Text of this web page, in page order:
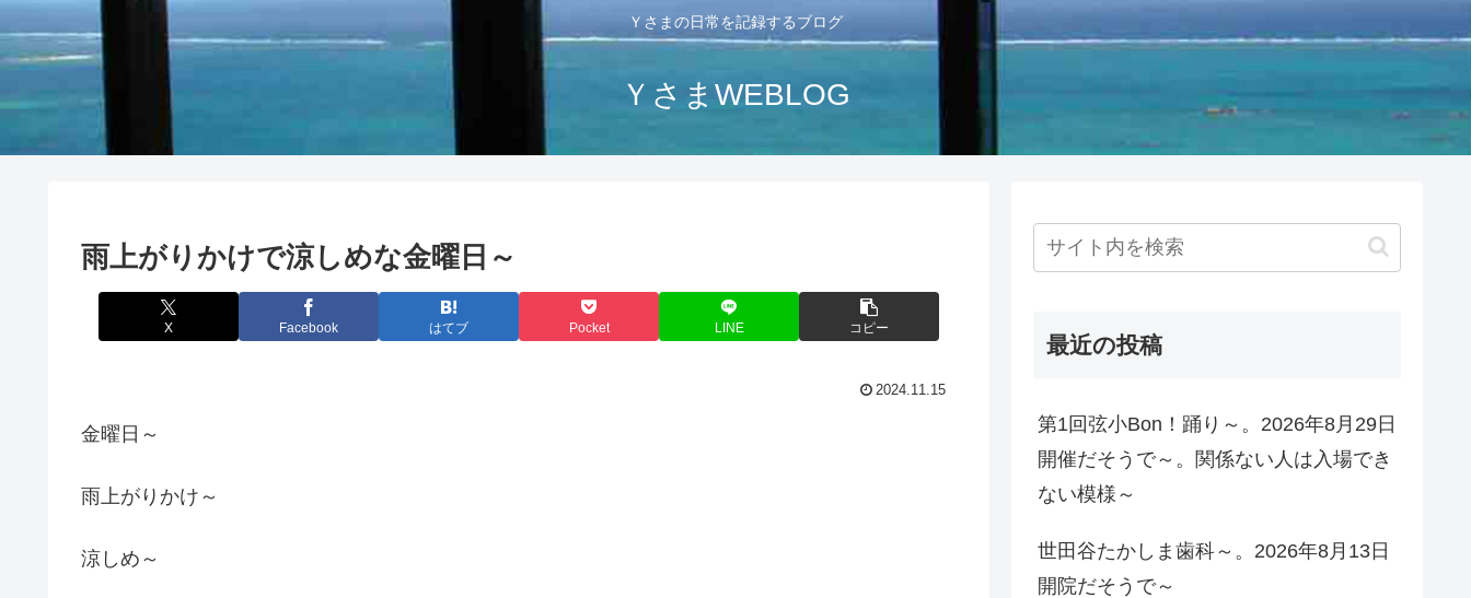
Ｙさまの日常を記録するブログ
ＹさまWEBLOG
雨上がりかけで涼しめな金曜日～
X Facebook はてブ Pocket LINE コピー
2024.11.15
金曜日～
雨上がりかけ～
涼しめ～
最近の投稿
第1回弦小Bon！踊り～。2026年8月29日
開催だそうで～。関係ない人は入場でき
ない模様～
世田谷たかしま歯科～。2026年8月13日
開院だそうで～